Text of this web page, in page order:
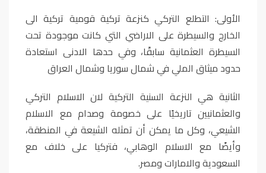
الأولى: التطلع التركي كنزعة تركية قومية تركية الى
الخارج والسيطرة على الاراضي التي كانت موجودة تحت
السيطرة العثمانية سابقًا، وفي حدها الادنى استعادة
حدود ميثاق الملي في شمال سوريا وشمال العراق
الثانية هي النزعة السنية التركية لان الاسلام التركي
والعثمانيين تاريخيًا على خصومة وصدام مع الاسلام
الشيعي، وكل ما يمكن أن تمثله الشيعة في المنطقة،
وأيضًا مع الاسلام الوهابي، فتركيا على خلاف مع
السعودية والامارات ومصر.